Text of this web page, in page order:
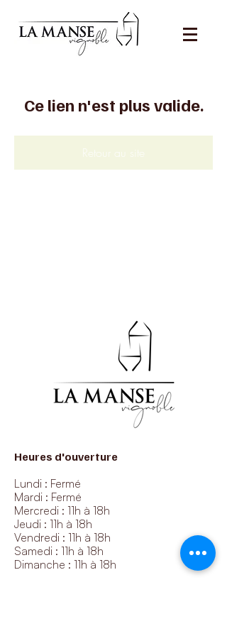
Ce lien n'est plus valide.
Retour au site
Heures d'ouverture
Lundi : Fermé
Mardi : Fermé
Mercredi : 11h à 18h
Jeudi : 11h à 18h
Vendredi : 11h à 18h
Samedi : 11h à 18h
Dimanche : 11h à 18h